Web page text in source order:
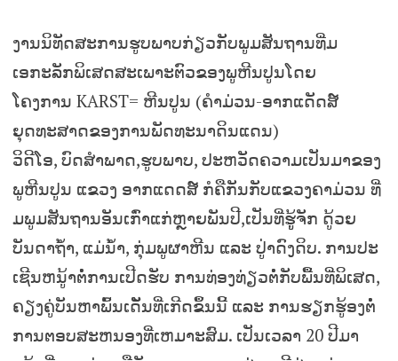
ງານນິທັດສະການຮູບພາບກ່ຽວກັບພູມສັນຖານທີ່ມ
ເອກະລັກພິເສດສະເພາະຕົວຂອງພູຫີນປູນໂດຍ
ໂຄງການ KARST= ຫີນປູນ (ຄຳມ່ວນ-ອາກແດັດສ໌
ຍຸດທະສາດຂອງການພັດທະນາດິນແດນ)
ວິດີໂອ, ບົດສຳພາດ,ຮູບພາບ, ປະຫວັດຄວາມເປັນມາຂອງ
ພູຫີນປູນ ແຂວງ ອາກແດດສ໌ ກໍຄືກັນກັບແຂວງຄາມ່ວນ ທີ່
ມພູມສັນຖານອັນເກົ່າແກ່ຫຼາຍພັນປີ,ເປັນທີ່ຮູູ້ຈັກ ດູ້ວຍ
ບັນດາຖໍ້າ, ແມ່ນ້ຳ, ກຸ່ມພູຜາຫີນ ແລະ ປູ່າດົງດິບ. ການປະ
ເຊີນຫນູ້າຕໍໍ່ການເປີດຮັບ ການທ່ອງທ່ຽວຕໍໍ່ກັບພື້ນທີ່ພິເສດ,
ຄຽງຄູ່ບັນຫາພົ້ນເດັັ່ນທີ່ເກີດຂຶ້ນນີ້ ແລະ ການຮຽກຮູ້ອງຕໍໍ່
ການຕອບສະຫນອງທີ່ເຫມາະສົມ. ເປັນເວລາ 20 ປີມາ